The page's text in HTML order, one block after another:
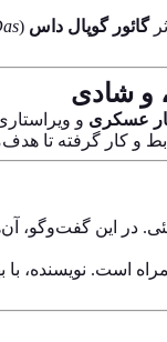
گائور گوپال داس (
و شادی
عسکری و
و کار گرفته تا
در این گفت‌وگو،
است. نویسنده،